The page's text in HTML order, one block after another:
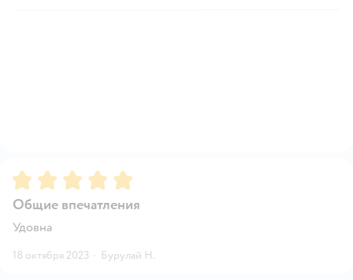
Рейтинг:5
Общие впечатления
Удовна
18 октября 2023 · Бурулай Н.